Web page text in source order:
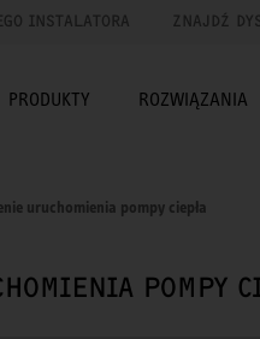
INSTALATORA ZNAJDŹ
PRODUKTY ROZWIĄZANIA
uruchomienia pompy ciepła
POMPY